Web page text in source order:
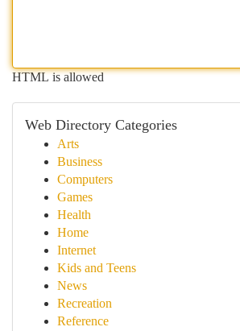
HTML is allowed
Web Directory Categories
Arts
Business
Computers
Games
Health
Home
Internet
Kids and Teens
News
Recreation
Reference